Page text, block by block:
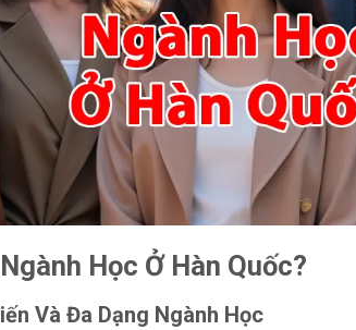
Học Ở Hàn Quốc?
Và Đa Dạng Ngành Học